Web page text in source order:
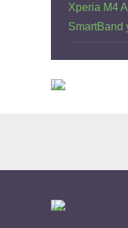
Xperia M4
SmartBand